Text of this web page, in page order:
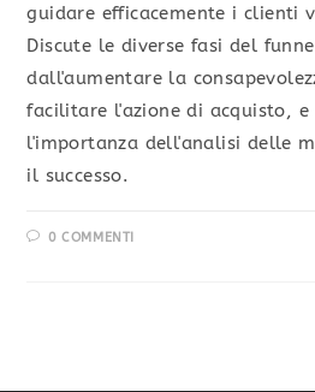
guidare efficacemente i clienti
Discute le diverse fasi del
dall'aumentare la
facilitare l'azione di acquisto,
l'importanza dell'analisi delle
il successo.
0 COMMENTI